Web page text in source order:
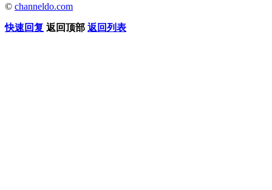
© channeldo.com
快速回复 返回顶部 返回列表